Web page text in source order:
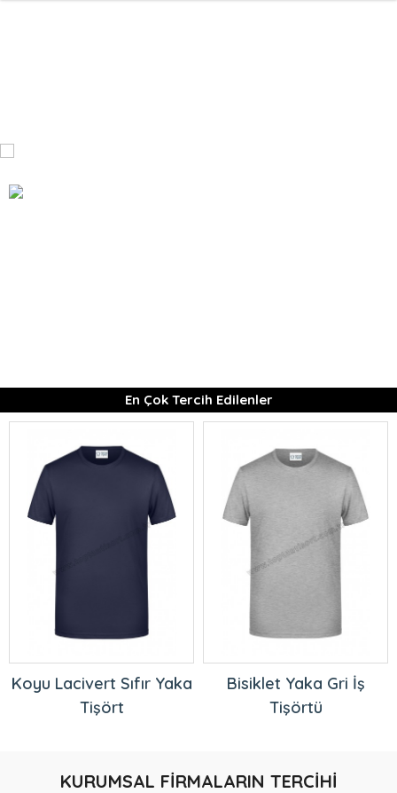
En Çok Tercih Edilenler
Koyu Lacivert Sıfır Yaka
Tişört
Bisiklet Yaka Gri İş
Tişörtü
KURUMSAL FİRMALARIN TERCİHİ